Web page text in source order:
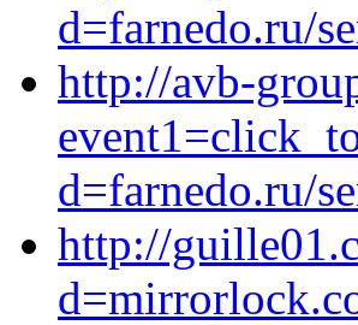
d=farnedo.ru/
http://avb-
d=farnedo.ru/
http://